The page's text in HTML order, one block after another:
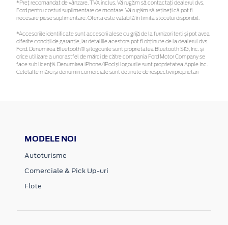
*Preţ recomandat de vânzare, TVA inclus. Vă rugăm să contactaţi dealerul dvs.
Ford pentru costuri suplimentare de montare. Vă rugăm să rețineți că pot fi
necesare piese suplimentare. Oferta este valabilă în limita stocului disponibil.
*Accesoriile identificate sunt accesorii alese cu grijă de la furnizori terți și pot avea
diferite condiții de garanție, iar detaliile acestora pot fi obținute de la dealerul dvs.
Ford. Denumirea Bluetooth® și logourile sunt proprietatea Bluetooth SIG, Inc. și
orice utilizare a unor astfel de mărci de către compania Ford Motor Company se
face sub licență. Denumirea iPhone/iPod și logourile sunt proprietatea Apple Inc.
Celelalte mărci și denumiri comerciale sunt deținute de respectivii proprietari
MODELE NOI
Autoturisme
Comerciale & Pick Up-uri
Flote